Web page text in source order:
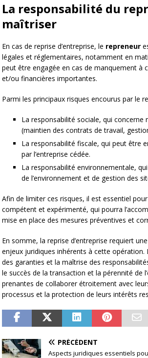
La responsabilité du
maîtriser
En cas de reprise d’entreprise, le repreneur
légales et réglementaires, notamment en
peut être engagée en cas de manquement à
et/ou financières importantes.
Parmi les principaux risques encourus par le
La responsabilité sociale, qui
(maintien des contrats de travail,
La responsabilité fiscale, qui peut être
par l’entreprise cédée.
La responsabilité environnementale,
de l’environnement et de gestion des
Afin de limiter ces risques, il est essentiel
compétent et expérimenté, qui pourra
mise en place des mesures préventives et
En somme, la reprise d’entreprise requiert
enjeux juridiques inhérents à cette
des garanties et la maîtrise des
le succès de la transaction et la pérennité de
prenantes de collaborer étroitement avec
processus et la protection de leurs intérêts
PRÉCÉDENT
Aspects juridiques essentiels